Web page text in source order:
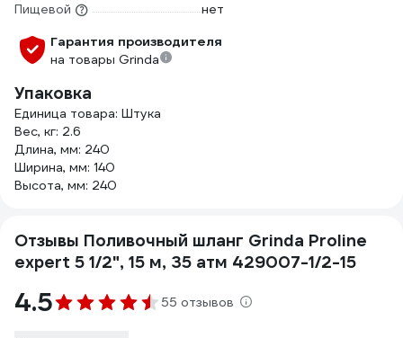
Пищевой
нет
Гарантия производителя
на товары Grinda
Упаковка
Единица товара: Штука
Вес, кг: 2.6
Длина, мм: 240
Ширина, мм: 140
Высота, мм: 240
Отзывы Поливочный шланг Grinda Proline
expert 5 1/2", 15 м, 35 атм 429007-1/2-15
4.5 55 отзывов